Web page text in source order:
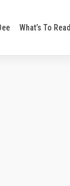
What’s To Read